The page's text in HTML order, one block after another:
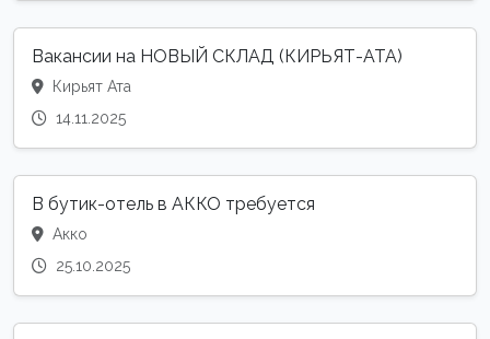
Вакансии на НОВЫЙ СКЛАД (КИРЬЯТ-АТА)
Кирьят Ата
14.11.2025
В бутик-отель в АККО требуется
Акко
25.10.2025